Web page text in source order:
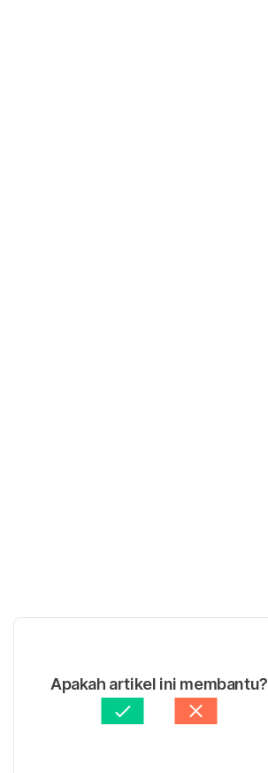
Apakah artikel ini membantu?